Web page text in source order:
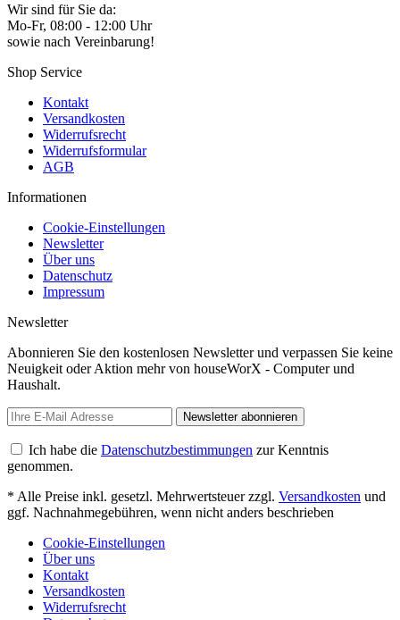
Wir sind für Sie da:
Mo-Fr, 08:00 - 12:00 Uhr
sowie nach Vereinbarung!
Shop Service
Kontakt
Versandkosten
Widerrufsrecht
Widerrufsformular
AGB
Informationen
Cookie-Einstellungen
Newsletter
Über uns
Datenschutz
Impressum
Newsletter
Abonnieren Sie den kostenlosen Newsletter und verpassen Sie keine
Neuigkeit oder Aktion mehr von houseWorX - Computer und
Haushalt.
Newsletter abonnieren
Ich habe die Datenschutzbestimmungen zur Kenntnis
genommen.
* Alle Preise inkl. gesetzl. Mehrwertsteuer zzgl. Versandkosten und
ggf. Nachnahmegebühren, wenn nicht anders beschrieben
Cookie-Einstellungen
Über uns
Kontakt
Versandkosten
Widerrufsrecht